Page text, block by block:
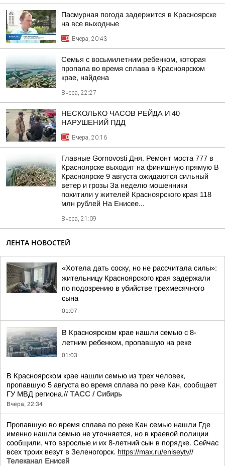
Пасмурная погода задержится в Красноярске
на все выходные
Вчера, 20:43
Семья с восьмилетним ребенком, которая
пропала во время сплава в Красноярском
крае, найдена
Вчера, 22:27
НЕСКОЛЬКО ЧАСОВ РЕЙДА И 40
НАРУШЕНИЙ ПДД
Вчера, 20:16
Главные Gornovosti Дня. Ремонт моста 777 в
Красноярске выходит на финишную прямую В
Красноярске 9 августа ожидаются сильный
ветер и грозы За неделю мошенники
похитили у жителей Красноярского края 118
млн рублей На Енисее...
Вчера, 21:09
ЛЕНТА НОВОСТЕЙ
«Хотела дать соску, но не рассчитала силы»:
жительницу Красноярского края задержали
по подозрению в убийстве трехмесячного
сына
01:07
В Красноярском крае нашли семью с 8-
летним ребенком, пропавшую на реке
01:03
В Красноярском крае нашли семью из трех человек,
пропавшую 5 августа во время сплава по реке Кан, сообщает
ГУ МВД региона.// ТАСС / Сибирь
Вчера, 22:34
Пропавшую во время сплава по реке Кан семью нашли Где
именно нашли семью не уточняется, но в краевой полиции
сообщили, что взрослые и их 8-летний сын в порядке. Сейчас
всех троих везут в Зеленогорск. https://max.ru/eniseytv//
Телеканал Енисей